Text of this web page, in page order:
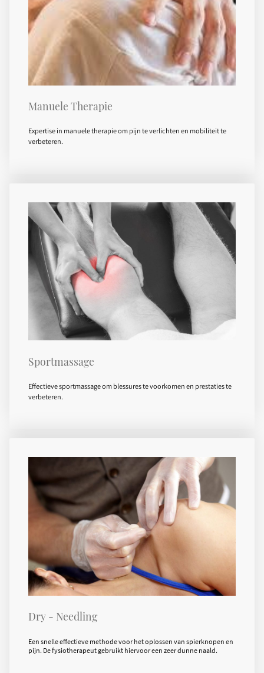
Manuele Therapie
Expertise in manuele therapie om pijn te verlichten en mobiliteit te
verbeteren.
Sportmassage
Effectieve sportmassage om blessures te voorkomen en prestaties te
verbeteren.
Dry - Needling
Een snelle effectieve methode voor het oplossen van spierknopen en
pijn. De fysiotherapeut gebruikt hiervoor een zeer dunne naald.